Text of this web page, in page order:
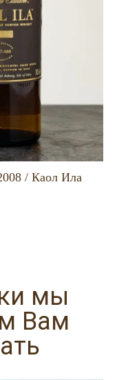
/ Каол Ила
мы
Вам